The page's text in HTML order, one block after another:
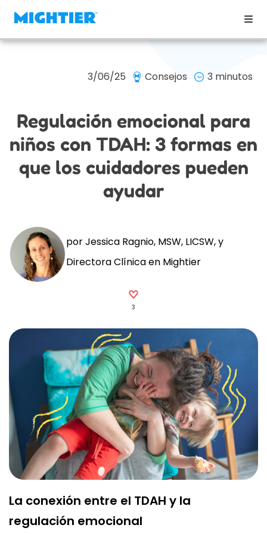
3/06/25 Consejos 3 minutos
Regulación emocional para
niños con TDAH: 3 formas en
que los cuidadores pueden
ayudar
por Jessica Ragnio, MSW, LICSW, y
Directora Clínica en Mightier
3
La conexión entre el TDAH y la
regulación emocional